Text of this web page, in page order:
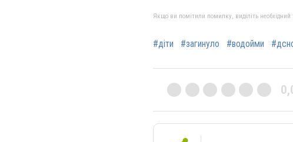
Якщо ви помітили помилку, виділіть
#діти #загинуло #водойми